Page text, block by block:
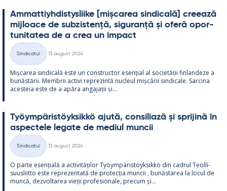
Am­mat­tiyh­dis­tys­liike [mișca­rea sin­dicală] cree­ază
mij­loace de subzis­tență, si­gu­ranță și oferă opor­
tu­ni­ta­tea de a crea un im­pact
Categorii
Sindicatul
13 august 2024
Mișca­rea sin­dicală este un con­struc­tor esențial al societății fin­lan­deze a
bunăstă­rii. Mem­brii ac­tivi reprezintă nucleul mișcă­rii sin­dicale. Sarcina
aces­teia este de a apăra an­ga­jații și...
Työym­pä­ris­töyk­sikkö ajută, con­si­liază și spri­jină în
as­pec­tele le­gate de me­diul muncii
Categorii
Sindicatul
13 august 2024
O parte esențială a ac­ti­vități­lor Työym­pä­ris­töyk­sikkö din cadrul Teol­li­
suus­liitto este reprezen­tată de pro­tecția muncii , bunăs­ta­rea la locul de
muncă, dez­vol­ta­rea vieții pro­fe­sio­nale, precum și...